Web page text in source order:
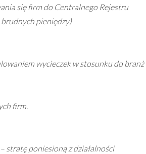
się firm do Centralnego Rejestru
pieniędzy)
wycieczek w stosunku do branż
firm.
stratę poniesioną z działalności